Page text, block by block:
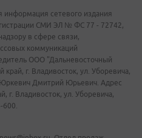
информация сетевого издания
СМИ ЭЛ № ФС 77 - 72742,
в сфере связи,
коммуникаций
ООО "Дальневосточный
г. Владивосток, ул. Уборевича,
Дмитрий Юрьевич. Адрес
г. Владивосток, ул. Уборевича,